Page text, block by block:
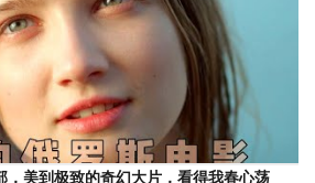
，美到极致的奇幻大片，看得我春心荡